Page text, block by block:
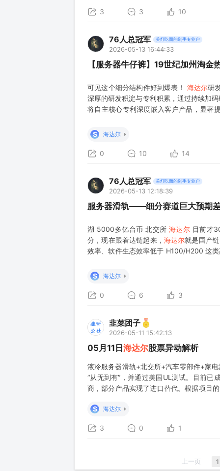
3 3 10
76人总冠军 关灯吃面的剁手专业户
2026-05-13 16:44:33
【服务器牛仔裤】19世纪加州淘
可见这个细分结构件好到爆表！ 海达尔研
深厚的研发积淀与专利积累，通过持续加
将自主核心专利深度嵌入客户产品，显著
品线突破显著，聚焦服务器
S 海达尔
0 10 14
76人总冠军 关灯吃面的剁手专业户
2026-05-13 12:18:39
服务器滑轨——细分赛道巨大预期
湖 5000多亿台币 北交所 海达尔 目前才
分，现在跟着达链起来， 海达尔就是国产
效率、软件生态效率低于 H100/H200 这
升。 卡数量 ≈ 目标有效算力 ÷
S 海达尔
0 6 3
韭菜团子
2026-05-11 15:42:13
05月11日 海达尔股票异动解析
液冷服务器滑轨+北交所+汽车零部件+家
“从无到有”，并通过美国UL测试。目前已
商，部分产品实现了进口替代。根据项目
中高端的家电产品。
S 海达尔
3 0 1
上一页 1